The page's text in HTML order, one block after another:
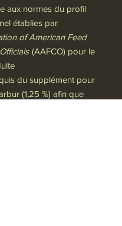
aux normes du profil
établies par
of American Feed
(AAFCO) pour le
du supplément pour
(1,25 %) afin que